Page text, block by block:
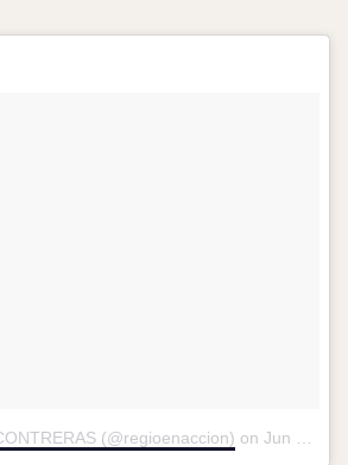
(@regioenaccion) on Jun 1, 2018 at 12:35pm PDT